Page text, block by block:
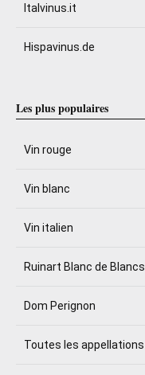
Italvinus.it
Hispavinus.de
Les plus populaires
Vin rouge
Vin blanc
Vin italien
Ruinart Blanc de Blancs
Dom Perignon
Toutes les appellations